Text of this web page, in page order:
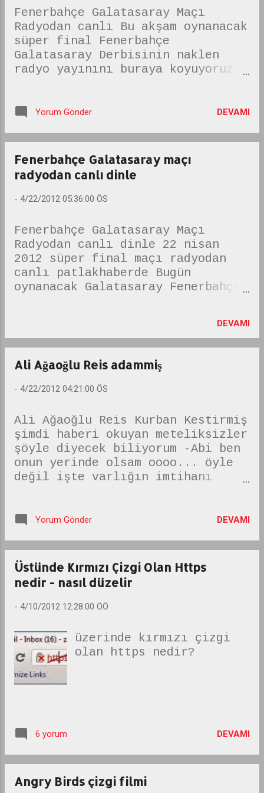
tohum, daldaki
yapraklarımız, Tatlı
meyvelerimiz dikili
fidanlarımız.
Çocuklarımız BAYRAMIMIZ
ediyorum. 1. Protokole
Kaymakamımızın,
beraberinde İlçe
Jandarma Komutanı,
temsili öğrencimiz olmak
öğrencilerin bayramını
kutlaması. 3. Saygı
duruşu ve İstik...
Fenerbahçe Galatasaray Maçı
Radyodan canlı Bu akşam oynanacak
süper final Fenerbahçe
Galatasaray Derbisinin naklen
radyo yayınını buraya koyuyoruz.
yapacağını söyleyen üç ayrı
inşaAllah birinden biri işinizi
görür. LİG RADYO CANLI MAÇ DİNLE
TRT RADYO1 CANLI DİNLE MAÇ ALEMFM
MAÇI CANLI DİNLE
Yorum Gönder DEVAMI
Fenerbahçe Galatasaray maçı
radyodan canlı dinle
- 4/22/2012 05:36:00 ÖS
Fenerbahçe Galatasaray Maçı
Radyodan canlı dinle 22 nisan
2012 süper final maçı radyodan
canlı patlakhaberde Bugün
oynanacak Galatasaray Fenerbahçe
canlı olarak dinleyebilirsiniz.
TrT radyo canlı dinleme sayfaları
mevcuttur. konu altına bağlantı
verdik. Diğer maç dinleyenlerle
Fenerbahçe Galatasaray Süper
final derbi karşılaşmasını canlı
dinleyebilirsiniz. SÜPER FİNAL
HEYECANI 19.00'DA FIFA kokartlı
hakemlerimizden Fırat Aydınus'un
yöneteceği derbi saat 19.00'da
bugünkü kritik karşılaşma öncesi
Galatasaray 42 puanla lider,
Fenerbahçe 37 puanla ikinci
önde başlayacak olan Sarı-
Kırmızılı ekip, büyük taraftar
desteği altında oynayacağı
mücadeleyi kazanarak, güçlü
8'e yükseltip, son 4 maç öncesi
şampiyonluk için çok büyük bir
avantaj yakalamak amacında. Ar...
DEVAMI
Ali Ağaoğlu Reis adammiş
- 4/22/2012 04:21:00 ÖS
Ali Ağaoğlu Reis Kurban Kestirmiş
şimdi haberi okuyan meteliksizler
şöyle diyecek biliyorum -Abi ben
onun yerinde olsam oooo... öyle
değil işte varlığın imtihanı
yaparım:;
Yorum Gönder DEVAMI
Üstünde Kırmızı Çizgi Olan Https
nedir - nasıl düzelir
- 4/10/2012 12:28:00 ÖÖ
üzerinde kırmızı çizgi
olan https nedir?
6 yorum DEVAMI
Angry Birds çizgi filmi